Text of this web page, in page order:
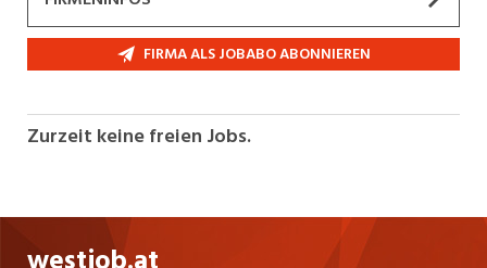
obvita, eine der grössten sozialen Einrichtungen
der Ostschweiz, engagiert sich für die Förderung
Seheinschränkungen sowie Menschen mit
Betreuungs- und Wohnformen sowie
FIRMA ALS JOBABO ABONNIEREN
Zurzeit keine freien Jobs.